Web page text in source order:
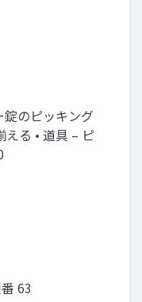
のピッキング
える • 道具 – ピ
63